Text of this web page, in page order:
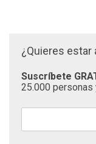
¿Quieres estar
Suscríbete
25.000 personas